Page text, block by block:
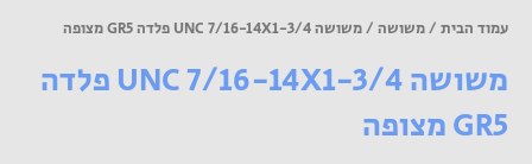
14X1-
פלדה
עמוד הבית /משושה / משושה UNC 7/16-14X1-3/4 פלדה GR5 מצופה
משושה UNC 7/16-14X1-3/4 פלדה
GR5 מצופה